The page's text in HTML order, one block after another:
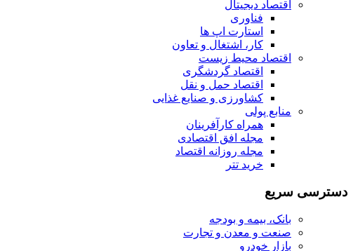
اقتصاد دیجیتال
فناوری
استارت اپ ها
کار، اشتغال و تعاون
اقتصاد محیط زیست
اقتصاد گردشگری
اقتصاد حمل و نقل
کشاورزی و صنایع غذایی
منابع پولی
همراه کارآفرینان
مجله افق اقتصادی
مجله روزانه اقتصاد
خرید تتر
دسترسی سریع
بانک، بیمه و بودجه
صنعت و معدن و تجارت
بازار خودرو